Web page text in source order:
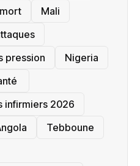
Mali
pression
‎Nigeria
infirmiers 2026
Tebboune